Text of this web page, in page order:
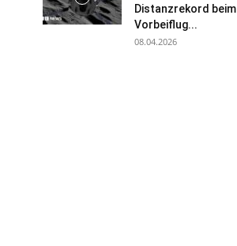
Distanzrekord beim
Vorbeiflug...
08.04.2026